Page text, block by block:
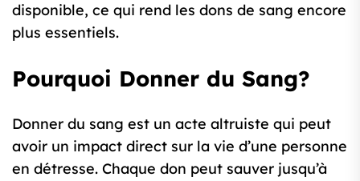
disponible, ce qui rend les dons de sang encore
plus essentiels.
Pourquoi Donner du Sang?
Donner du sang est un acte altruiste qui peut
avoir un impact direct sur la vie d’une personne
en détresse. Chaque don peut sauver jusqu’à